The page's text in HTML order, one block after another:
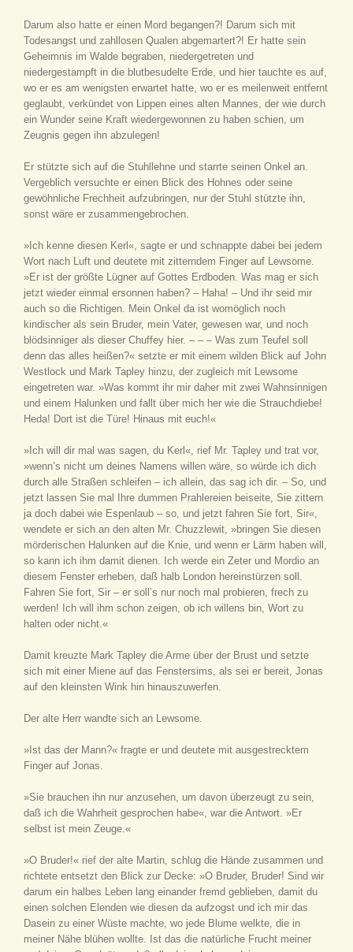
Darum also hatte er einen Mord begangen?! Darum sich mit
Todesangst und zahllosen Qualen abgemartert?! Er hatte sein
Geheimnis im Walde begraben, niedergetreten und
niedergestampft in die blutbesudelte Erde, und hier tauchte es auf,
wo er es am wenigsten erwartet hatte, wo er es meilenweit entfernt
geglaubt, verkündet von Lippen eines alten Mannes, der wie durch
ein Wunder seine Kraft wiedergewonnen zu haben schien, um
Zeugnis gegen ihn abzulegen!
Er stützte sich auf die Stuhllehne und starrte seinen Onkel an.
Vergeblich versuchte er einen Blick des Hohnes oder seine
gewöhnliche Frechheit aufzubringen, nur der Stuhl stützte ihn,
sonst wäre er zusammengebrochen.
»Ich kenne diesen Kerl«, sagte er und schnappte dabei bei jedem
Wort nach Luft und deutete mit zitterndem Finger auf Lewsome.
»Er ist der größte Lügner auf Gottes Erdboden. Was mag er sich
jetzt wieder einmal ersonnen haben? – Haha! – Und ihr seid mir
auch so die Richtigen. Mein Onkel da ist womöglich noch
kindischer als sein Bruder, mein Vater, gewesen war, und noch
blödsinniger als dieser Chuffey hier. – – – Was zum Teufel soll
denn das alles heißen?« setzte er mit einem wilden Blick auf John
Westlock und Mark Tapley hinzu, der zugleich mit Lewsome
eingetreten war. »Was kommt ihr mir daher mit zwei Wahnsinnigen
und einem Halunken und fallt über mich her wie die Strauchdiebe!
Heda! Dort ist die Türe! Hinaus mit euch!«
»Ich will dir mal was sagen, du Kerl«, rief Mr. Tapley und trat vor,
»wenn’s nicht um deines Namens willen wäre, so würde ich dich
durch alle Straßen schleifen – ich allein, das sag ich dir. – So, und
jetzt lassen Sie mal Ihre dummen Prahlereien beiseite, Sie zittern
ja doch dabei wie Espenlaub – so, und jetzt fahren Sie fort, Sir«,
wendete er sich an den alten Mr. Chuzzlewit, »bringen Sie diesen
mörderischen Halunken auf die Knie, und wenn er Lärm haben will,
so kann ich ihm damit dienen. Ich werde ein Zeter und Mordio an
diesem Fenster erheben, daß halb London hereinstürzen soll.
Fahren Sie fort, Sir – er soll’s nur noch mal probieren, frech zu
werden! Ich will ihm schon zeigen, ob ich willens bin, Wort zu
halten oder nicht.«
Damit kreuzte Mark Tapley die Arme über der Brust und setzte
sich mit einer Miene auf das Fenstersims, als sei er bereit, Jonas
auf den kleinsten Wink hin hinauszuwerfen.
Der alte Herr wandte sich an Lewsome.
»Ist das der Mann?« fragte er und deutete mit ausgestrecktem
Finger auf Jonas.
»Sie brauchen ihn nur anzusehen, um davon überzeugt zu sein,
daß ich die Wahrheit gesprochen habe«, war die Antwort. »Er
selbst ist mein Zeuge.«
»O Bruder!« rief der alte Martin, schlug die Hände zusammen und
richtete entsetzt den Blick zur Decke: »O Bruder, Bruder! Sind wir
darum ein halbes Leben lang einander fremd geblieben, damit du
einen solchen Elenden wie diesen da aufzogst und ich mir das
Dasein zu einer Wüste machte, wo jede Blume welkte, die in
meiner Nähe blühen wollte. Ist das die natürliche Frucht meiner